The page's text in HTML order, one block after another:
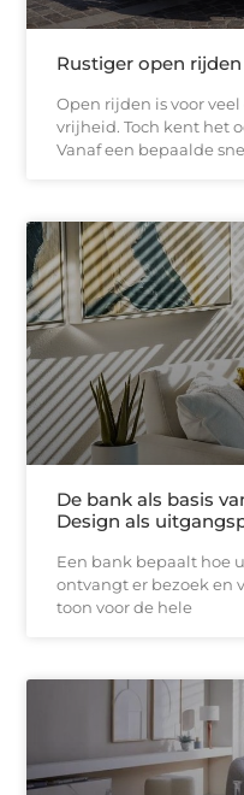
Rustiger open
Open rijden is voor
vrijheid. Toch kent het
Vanaf een bepaalde
De bank als basis
Design als
Een bank bepaalt hoe
ontvangt er bezoek en
toon voor de hele